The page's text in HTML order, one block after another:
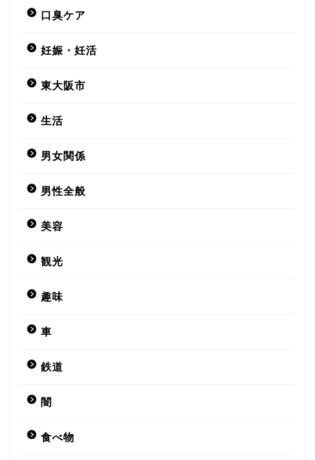
口臭ケア
妊娠・妊活
東大阪市
生活
男女関係
男性全般
美容
観光
趣味
車
鉄道
闇
食べ物